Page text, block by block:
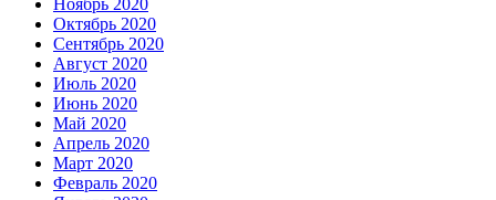
Октябрь 2020
Сентябрь 2020
Август 2020
Июль 2020
Июнь 2020
Май 2020
Апрель 2020
Март 2020
Февраль 2020